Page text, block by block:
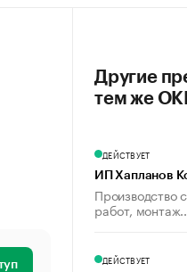
Другие
тем же
ДЕЙСТВУЕТ
ИП Хапланов
Производство
работ,
ДЕЙСТВУЕТ